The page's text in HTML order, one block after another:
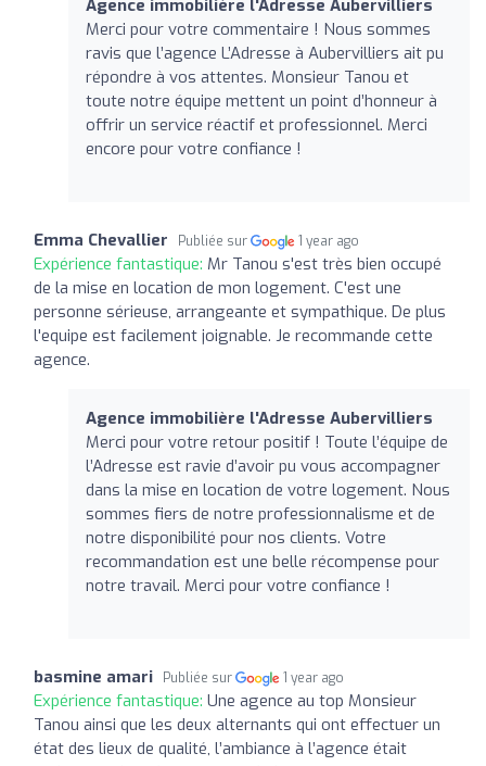
Agence immobilière l'Adresse Aubervilliers
Merci pour votre commentaire ! Nous sommes
ravis que l’agence L’Adresse à Aubervilliers ait pu
répondre à vos attentes. Monsieur Tanou et
toute notre équipe mettent un point d’honneur à
offrir un service réactif et professionnel. Merci
encore pour votre confiance !
Emma Chevallier Publiée sur 1 year ago
Expérience fantastique: Mr Tanou s'est très bien occupé
de la mise en location de mon logement. C'est une
personne sérieuse, arrangeante et sympathique. De plus
l'equipe est facilement joignable. Je recommande cette
agence.
Agence immobilière l'Adresse Aubervilliers
Merci pour votre retour positif ! Toute l’équipe de
l’Adresse est ravie d’avoir pu vous accompagner
dans la mise en location de votre logement. Nous
sommes fiers de notre professionnalisme et de
notre disponibilité pour nos clients. Votre
recommandation est une belle récompense pour
notre travail. Merci pour votre confiance !
basmine amari Publiée sur 1 year ago
Expérience fantastique: Une agence au top Monsieur
Tanou ainsi que les deux alternants qui ont effectuer un
état des lieux de qualité, l’ambiance à l’agence était